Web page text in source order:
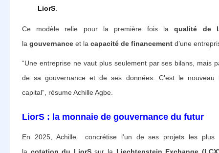
LiorS.
Ce modèle relie pour la première fois laqualité de
la gouvernance et la capacité de financement d’une
“Une entreprise ne vaut plus seulement par ses bilans, mais
de sa gouvernance et de ses données. C’est le nouveau
capital”, résume Achille Agbe.
LiorS : la monnaie de gouvernance du futur
En 2025, Achille concrétise l’un de ses projets les plus